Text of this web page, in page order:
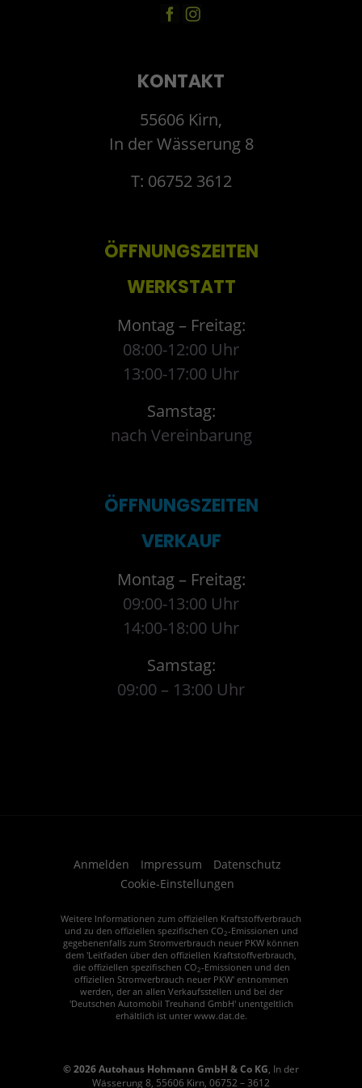
KONTAKT
55606 Kirn,
In der Wässerung 8
T: 06752 3612
ÖFFNUNGSZEITEN
WERKSTATT
Montag – Freitag:
08:00-12:00 Uhr
13:00-17:00 Uhr
Samstag:
nach Vereinbarung
ÖFFNUNGSZEITEN
VERKAUF
Montag – Freitag:
09:00-13:00 Uhr
14:00-18:00 Uhr
Samstag:
09:00 – 13:00 Uhr
Anmelden Impressum
Datenschutz
Cookie-Einstellungen
Weitere Informationen zum offiziellen Kraftstoffverbrauch
und zu den offiziellen spezifischen CO2-Emissionen und
gegebenenfalls zum Stromverbrauch neuer PKW können
dem 'Leitfaden über den offiziellen Kraftstoffverbrauch,
die offiziellen spezifischen CO2-Emissionen und den
offiziellen Stromverbrauch neuer PKW' entnommen
werden, der an allen Verkaufsstellen und bei der
'Deutschen Automobil Treuhand GmbH' unentgeltlich
erhältlich ist unter www.dat.de.
© 2026Autohaus Hohmann GmbH & Co KG, In der
Wässerung 8, 55606 Kirn, 06752 – 3612